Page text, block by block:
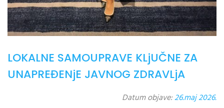
LOKALNE SAMOUPRAVE KLjUČNE ZA
UNAPREĐENjE JAVNOG ZDRAVLjA
Datum objave:26.maj 2026.